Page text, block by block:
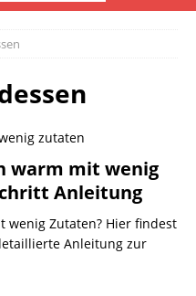
warm mit wenig
Anleitung
wenig Zutaten? Hier findest
Anleitung zur